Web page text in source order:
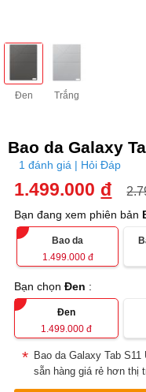
Đen Trắng
Bao da Galaxy
1 đánh giá | Hỏi Đáp
1.499.000 đ
Bạn đang xem phiên bản
Bao da
1.499.000đ
Bạn chọnĐen :
Đen
1.499.000 đ
Bao da Galaxy Tab
sẵn hàng giá rẻ hơn thị